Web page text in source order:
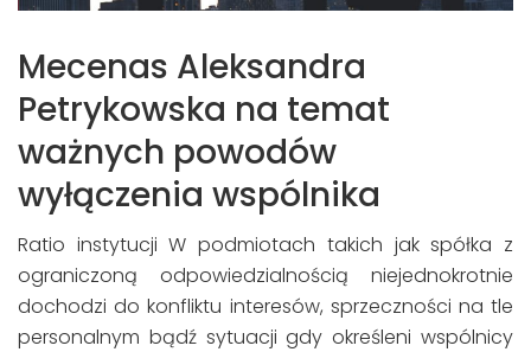
Mecenas Aleksandra
Petrykowska na temat
ważnych powodów
wyłączenia wspólnika
Ratio instytucji W podmiotach takich jak spółka z
ograniczoną odpowiedzialnością niejednokrotnie
dochodzi do konfliktu interesów, sprzeczności na tle
personalnym bądź sytuacji gdy określeni wspólnicy